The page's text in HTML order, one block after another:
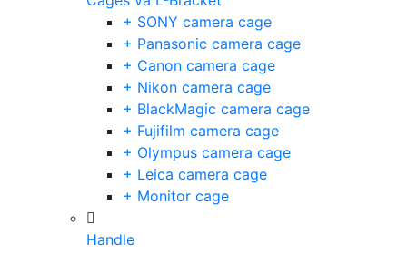
+ SONY camera cage
+ Panasonic camera cage
+ Canon camera cage
+ Nikon camera cage
+ BlackMagic camera cage
+ Fujifilm camera cage
+ Olympus camera cage
+ Leica camera cage
+ Monitor cage
Handle